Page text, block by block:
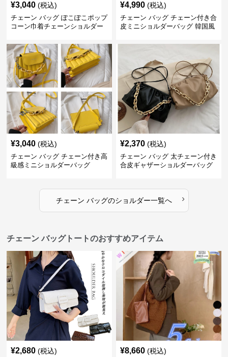
¥3,040 (税込)
チェーン バッグ ぽこぽこポップ
コーン巾着チェーンショルダー
¥4,990 (税込)
チェーン バッグ チェーン付き合
皮ミニショルダーバッグ 韓国風
¥3,040 (税込)
チェーン バッグ チェーン付き高
級感ミニショルダーバッグ
¥2,370 (税込)
チェーン バッグ 太チェーン付き
合皮ギャザーショルダーバッグ
チェーン バッグのショルダー一覧へ ›
チェーン バッグトートのおすすめアイテム
¥2,680 (税込) ¥8,660 (税込)